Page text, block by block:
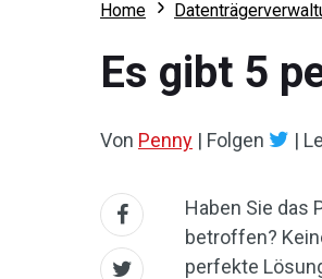
Home
Es gibt 5
Von Penny | Folgen |
Haben Sie das
betroffen?
perfekte